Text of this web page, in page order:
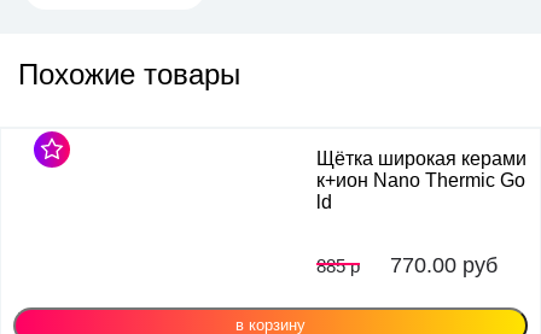
Похожие товары
Щётка широкая керами
к+ион Nano Thermic Go
ld
885 р 770.00 руб